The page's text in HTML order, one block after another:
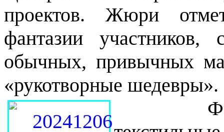
проектов. Жюри
фантазии
обычных, привычных
«рукотворные шедевры».